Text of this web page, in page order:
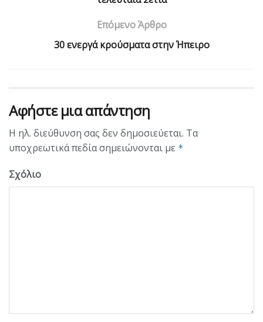
Επόμενο Άρθρο
30 ενεργά κρούσματα στην Ήπειρο
Αφήστε μια απάντηση
Η ηλ. διεύθυνση σας δεν δημοσιεύεται. Τα
υποχρεωτικά πεδία σημειώνονται με *
Σχόλιο